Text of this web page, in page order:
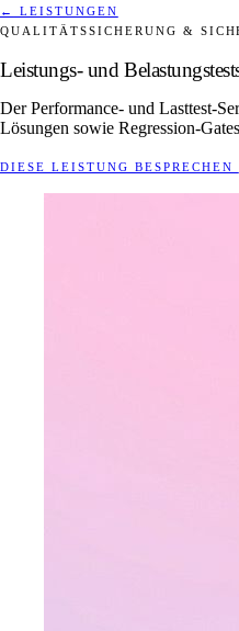
←
LEISTUNGEN
QUALITÄTSSICHERUNG &
Leistungs- und
Der Performance- und Lasttest-
Lösungen sowie Regression-
DIESE LEISTUNG BESPRECHEN